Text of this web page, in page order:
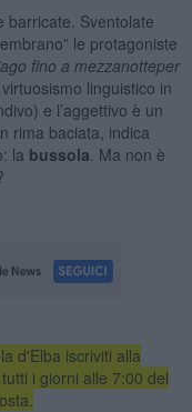
barricate. Sventolate
le protagoniste
fino a mezzanotteper
linguistico in
e l’aggettivo è un
rima baciata, indica
la bussola . Ma non è
d'Elba iscriviti alla
i giorni alle 7:00 del